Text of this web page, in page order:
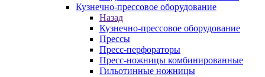
Кузнечно-прессовое оборудование
Назад
Кузнечно-прессовое оборудование
Прессы
Пресс-перфораторы
Пресс-ножницы комбинированные
Гильотинные ножницы